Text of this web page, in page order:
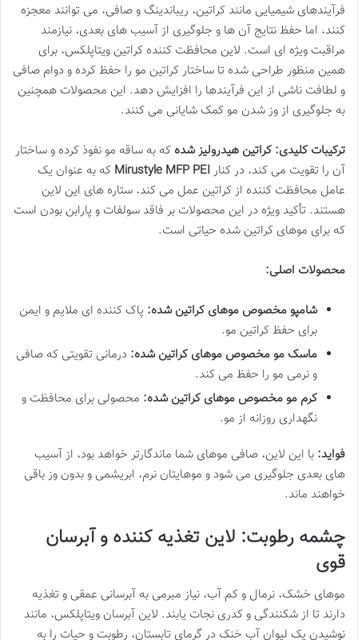
فرآیندهای شیمیایی مانند کراتین، ریباندینگ و صافی، می توانند معجزه
کنند، اما حفظ نتایج آن ها و جلوگیری از آسیب های بعدی، نیازمند
مراقبت ویژه ای است. لاین محافظت کننده کراتین ویتاپلکس، برای
همین منظور طراحی شده تا ساختار کراتین مو را حفظ کرده و دوام صافی
و لطافت ناشی از این فرآیندها را افزایش دهد. این محصولات همچنین
به جلوگیری از وز شدن مو کمک شایانی می کنند.
ترکیبات کلیدی: کراتین هیدرولیز شده که به ساقه مو نفوذ کرده و ساختار
آن را تقویت می کند، در کنار Mirustyle MFP PEI که به عنوان یک
عامل محافظت کننده از کراتین عمل می کند، ستاره های این لاین
هستند. تأکید ویژه در این محصولات بر فاقد سولفات و پارابن بودن است
که برای موهای کراتین شده حیاتی است.
محصولات اصلی:
شامپو مخصوص موهای کراتین شده: پاک کننده ای ملایم و ایمن
برای حفظ کراتین مو.
ماسک مو مخصوص موهای کراتین شده: درمانی تقویتی که صافی
و نرمی مو را حفظ می کند.
کرم مو مخصوص موهای کراتین شده: محصولی برای محافظت و
نگهداری روزانه از مو.
فواید: با این لاین، صافی موهای شما ماندگارتر خواهد بود، از آسیب
های بعدی جلوگیری می شود و موهایتان نرم، ابریشمی و بدون وز باقی
خواهند ماند.
چشمه رطوبت: لاین تغذیه کننده و آبرسان
قوی
موهای خشک، نرمال و کم آب، نیاز مبرمی به آبرسانی عمقی و تغذیه
دارند تا از شکنندگی و کدری نجات یابند. لاین آبرسان ویتاپلکس، مانند
نوشیدن یک لیوان آب خنک در گرمای تابستان، رطوبت و حیات را به